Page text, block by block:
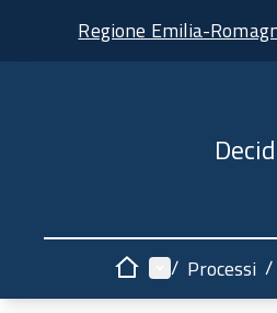
Regione Emilia-
HomeMenù principale
/ Processi /